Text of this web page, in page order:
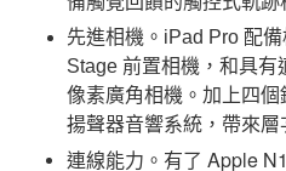
先進相機。iPad Pro 配
Stage 前置相機，和具有
像素廣角相機。加上四
揚聲器音響系統，帶來層
連線能力。有了 Apple